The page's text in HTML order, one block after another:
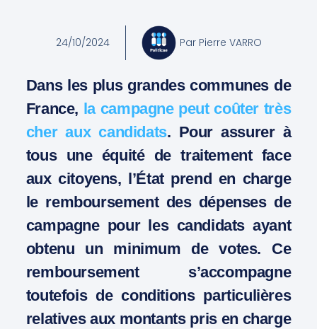
24/10/2024 ParPierre VARRO
Dans les plus grandes communes de
France, la campagne peut coûter très
cher aux candidats. Pour assurer à
tous une équité de traitement face
aux citoyens, l’État prend en charge
le remboursement des dépenses de
campagne pour les candidats ayant
obtenu un minimum de votes. Ce
remboursement s’accompagne
toutefois de conditions particulières
relatives aux montants pris en charge